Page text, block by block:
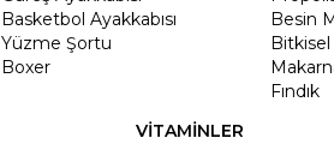
Basketbol Ayakkabısı
Yüzme Şortu
Boxer
Besin
Fındık
VİTAMİNLER